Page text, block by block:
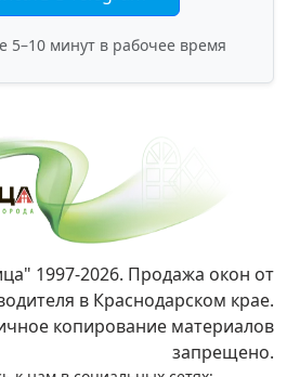
5–10 минут в рабочее время
1997-2026. Продажа окон от
в Краснодарском крае.
копирование материалов
запрещено.